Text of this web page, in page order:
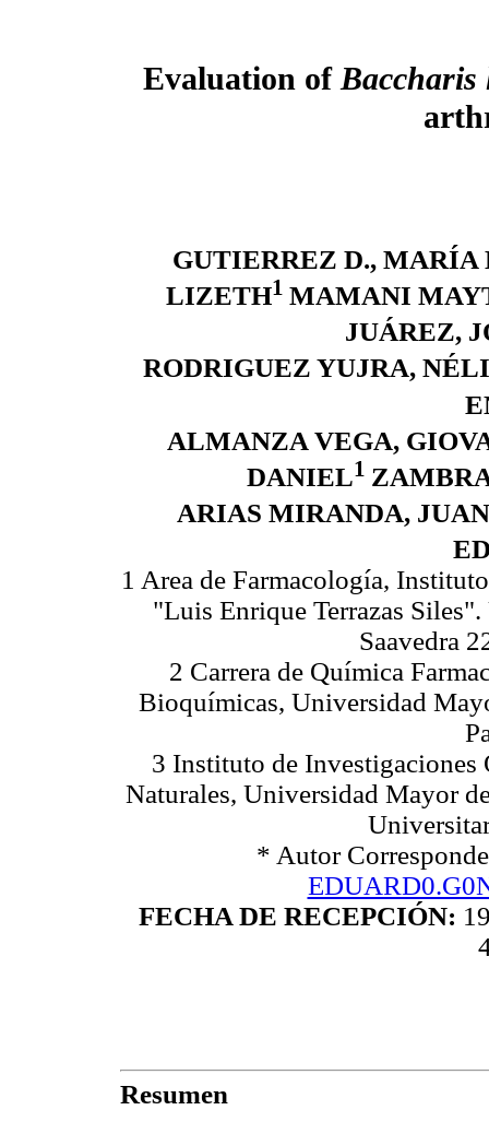
Evaluation of
GUTIERREZ D.,
LIZETH1 MAMANI
JUÁREZ,
RODRIGUEZ YUJRA,
ALMANZA VEGA,
DANIEL1
ARIAS MIRANDA,
1 Area de Farmacología,
"Luis Enrique Terrazas
Saavedra
2 Carrera de Química
Bioquímicas, Universidad
3 Instituto de Investigaciones
Naturales, Universidad Mayor
* Autor
FECHA DE RECEPCIÓN:
Resumen